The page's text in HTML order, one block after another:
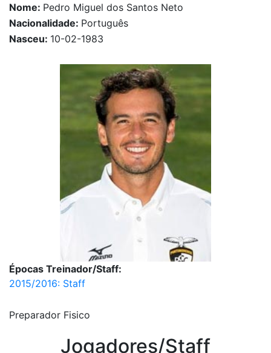
Nome: Pedro Miguel dos Santos Neto
Nacionalidade: Português
Nasceu: 10-02-1983
Épocas Treinador/Staff:
2015/2016: Staff
Preparador Fisico
Jogadores/Staff